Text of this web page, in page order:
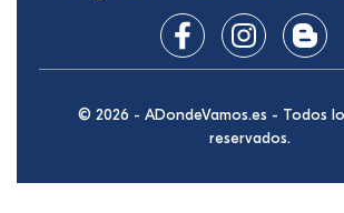
© 2026 - ADondeVamos.es - Todos
reservados.